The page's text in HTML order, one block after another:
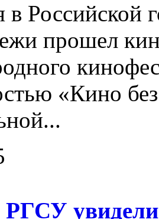
в Российской
прошел
«Кино
РГСУ